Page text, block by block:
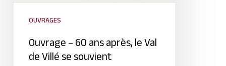
OUVRAGES
Ouvrage – 60 ans après, le Val
de Villé se souvient